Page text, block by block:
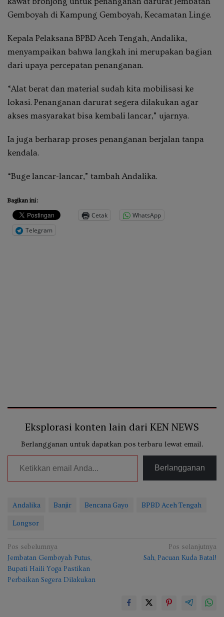
Gemboyah di Kampung Gemboyah, Kecamatan Linge.
Kepala Pelaksana BPBD Aceh Tengah, Andalika,
menyampaikan bahwa langkah ini merupakan bagian
dari upaya percepatan penanganan.
“Alat berat dan material sudah kita mobilisasi ke
lokasi. Penanganan darurat segera dilakukan agar
akses masyarakat bisa kembali lancar,” ujarnya.
Ia juga berharap proses penanganan berjalan tanpa
kendala.
“Buge lancar-lancar,” tambah Andalika.
Bagikan ini:
Cetak
WhatsApp
Telegram
Eksplorasi konten lain dari KEN NEWS
Berlangganan untuk dapatkan pos terbaru lewat email.
Ketikkan email Anda...
Berlangganan
Andalika Banjir Bencana Gayo
BPBD Aceh Tengah
Longsor
Navigasi
pos
Pos sebelumnya
Jembatan Gemboyah Putus,
Bupati Haili Yoga Pastikan
Perbaikan Segera Dilakukan
Pos selanjutnya
Sah, Pacuan Kuda Batal!